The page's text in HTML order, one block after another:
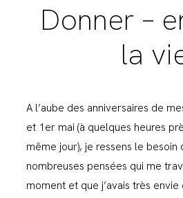
Donner –
la
A l’aube des anniversaires de
et 1er mai (à quelques heures
même jour), je ressens le besoin
nombreuses pensées qui me
moment et que j’avais très